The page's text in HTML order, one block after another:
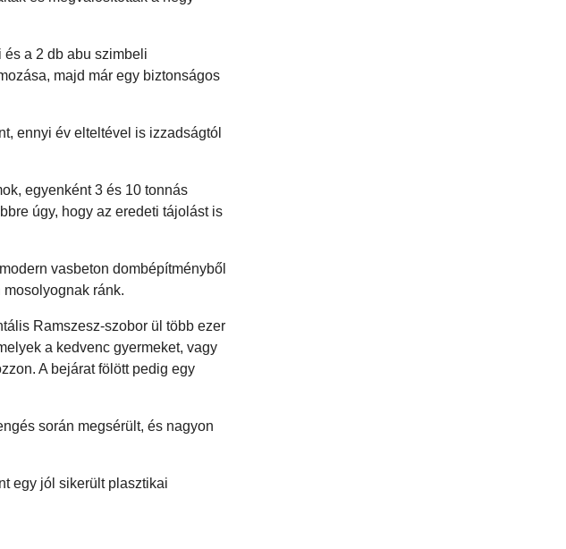
a 2 db abu szimbeli
majd már egy biztonságos
ennyi év elteltével is izzadságtól
egyenként 3 és 10 tonnás
úgy, hogy az eredeti tájolást is
vasbeton dombépítményből
ránk.
Ramszesz-szobor ül több ezer
a kedvenc gyermeket, vagy
A bejárat fölött pedig egy
során megsérült, és nagyon
egy jól sikerült plasztikai